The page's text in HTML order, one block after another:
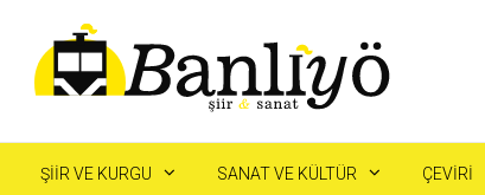
ŞIIR VE KURGU SANAT VE KÜLTÜR ÇEVIRI